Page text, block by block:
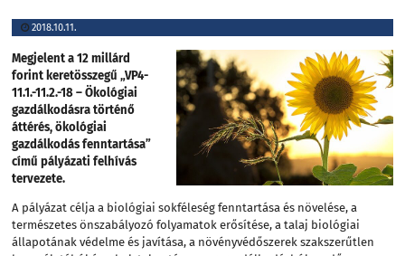
2018.10.11.
Megjelent a 12 millárd
forint keretösszegű „VP4-
11.1.-11.2.-18 – Ökológiai
gazdálkodásra történő
áttérés, ökológiai
gazdálkodás fenntartása”
című pályázati felhívás
tervezete.
A pályázat célja a biológiai sokféleség fenntartása és növelése, a
természetes önszabályozó folyamatok erősítése, a talaj biológiai
állapotának védelme és javítása, a növényvédőszerek szakszerűtlen